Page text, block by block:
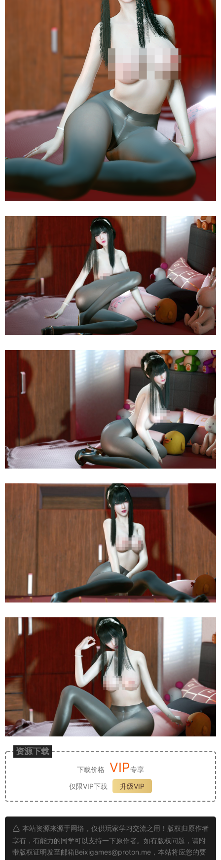
资源下载
下载价格 VIP专享
仅限VIP下载
升级VIP
本站资源来源于网络，仅供玩家学习交流之用！版权归原作者
享有，有能力的同学可以支持一下原作者。如有版权问题，请附
带版权证明发至邮箱Beixigames@proton.me ，本站将应您的要